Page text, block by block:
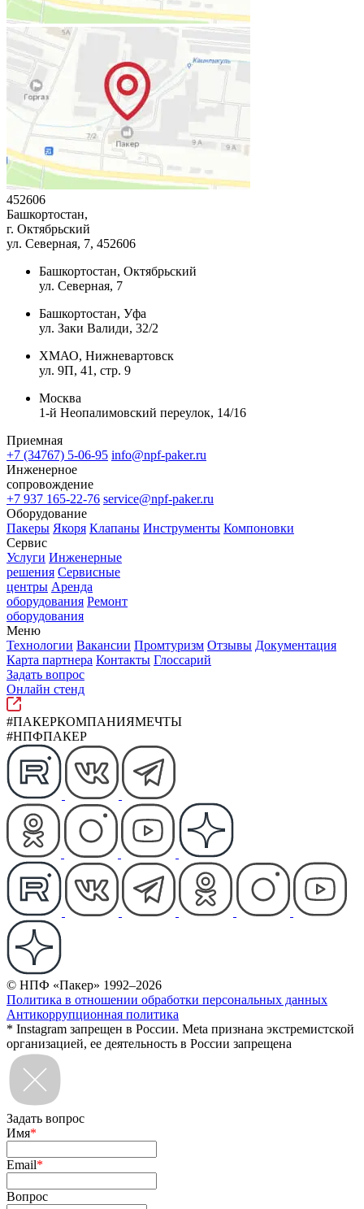
452606
Башкортостан,
г. Октябрьский
ул. Северная, 7, 452606
Башкортостан, Октябрьский
ул. Северная, 7
Башкортостан, Уфа
ул. Заки Валиди, 32/2
ХМАО, Нижневартовск
ул. 9П, 41, стр. 9
Москва
1-й Неопалимовский переулок, 14/16
Приемная
+7 (34767) 5-06-95 info@npf-paker.ru
Инженерное
сопровождение
+7 937 165-22-76 service@npf-paker.ru
Оборудование
Пакеры Якоря Клапаны Инструменты Компоновки
Сервис
Услуги Инженерные
решения Сервисные
центры Аренда
оборудования Ремонт
оборудования
Меню
Технологии Вакансии Промтуризм Отзывы Документация
Карта партнера Контакты Глоссарий
Задать вопрос
Онлайн стенд
#ПАКЕРКОМПАНИЯМЕЧТЫ
#НПФПАКЕР
© НПФ «Пакер» 1992–2026
Политика в отношении обработки персональных данных
Антикоррупционная политика
* Instagram запрещен в России. Meta признана экстремистской
организацией, ее деятельность в России запрещена
Задать вопрос
Имя*
Email*
Вопрос